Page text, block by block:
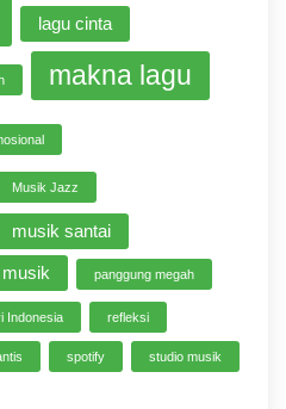
lagu cinta
makna lagu
Musik Jazz
musik santai
musik panggung megah
Indonesia refleksi
spotify studio musik